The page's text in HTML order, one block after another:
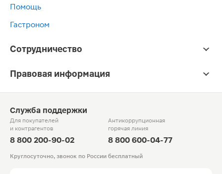
Помощь
Гастроном
Сотрудничество
Правовая информация
Служба поддержки
Для покупателей
и контрагентов
8 800 200-90-02
Антикоррупционная
горячая линия
8 800 600-04-77
Круглосуточно, звонок по России бесплатный